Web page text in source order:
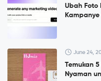
Ubah Foto
June 24,
Temukan
Nyaman